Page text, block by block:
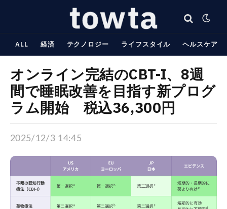
ALL 経済 テクノロジー ライフスタイル ヘルスケア
オンライン完結のCBT-I、8週
間で睡眠改善を目指す新プログ
ラム開始 税込36,300円
2025/12/3 14:45